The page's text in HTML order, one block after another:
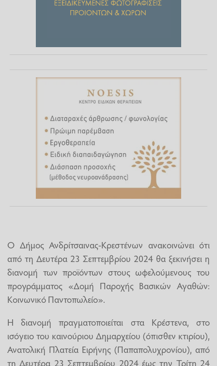
Ο Δήμος Ανδρίτσαινας-Κρεστένων ανακοινώνει ότι
από τη Δευτέρα 23 Σεπτεμβρίου 2024 θα ξεκινήσει η
διανομή των προϊόντων στους ωφελούμενους του
προγράμματος «Δομή Παροχής Βασικών Αγαθών:
Κοινωνικό Παντοπωλείο».
Η διανομή πραγματοποιείται στα Κρέστενα, στο
ισόγειο του καινούριου Δημαρχείου (όπισθεν κτιρίου),
Ανατολική Πλατεία Ειρήνης (Παπαπολυχρονίου), από
τη Δευτέρα 23 Σεπτεμβρίου 2024 έως την Τρίτη 24